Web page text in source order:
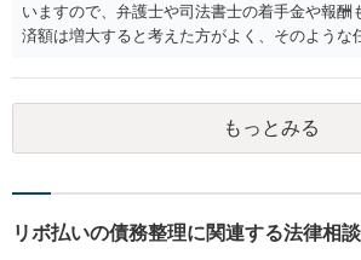
いますので、弁護士や司法書士の着手金や報酬
済額は増大すると考えた方がよく、そのような
います。 特に「オーバーローンでない不動産
れる自動車」、「２０万円を超える保険解約返
の資産がなければ、個人再生か自己破産を検討
ます。 このような資産があってもなくても、
もっとみる
リボ払いの債務整理に関連する法律相